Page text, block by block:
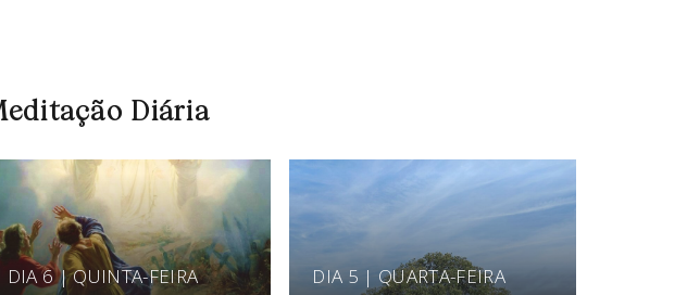
Diária
DIA 6 | QUINTA-FEIRA DIA 5 | QUARTA-FEIRA